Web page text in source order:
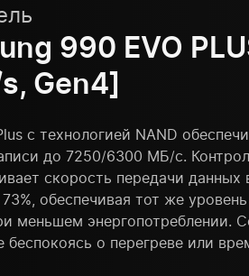
990 EVO
Gen4]
с технологией NAND
до 7250/6300 МБ/с.
скорость передачи данных
73%, обеспечивая тот же
меньшем энергопотреблении.
беспокоясь о перегреве или